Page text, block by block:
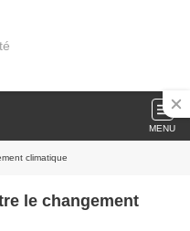
MENU
climatique
le changement